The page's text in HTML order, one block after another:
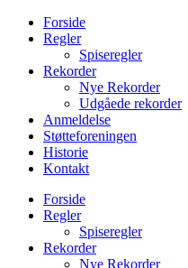
Forside
Regler
Spiseregler
Rekorder
Nye Rekorder
Udgåede rekorder
Anmeldelse
Støtteforeningen
Historie
Kontakt
Forside
Regler
Spiseregler
Rekorder
Nye Rekorder